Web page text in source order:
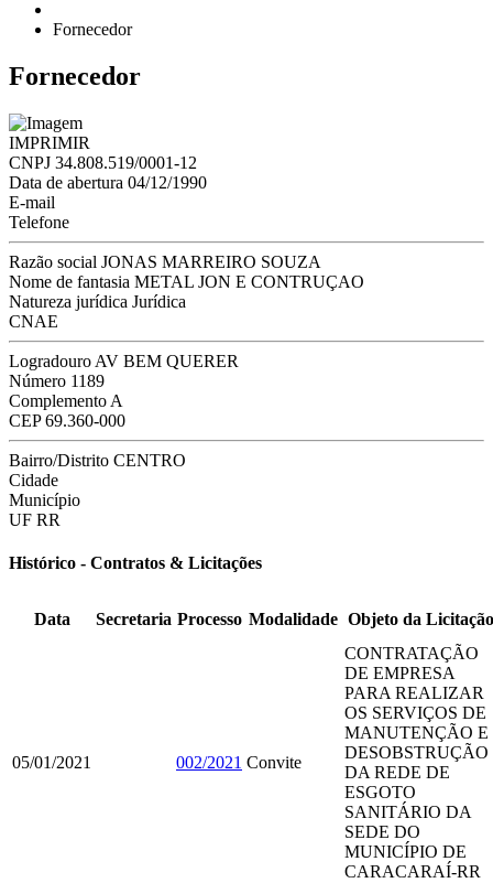
Fornecedor
Fornecedor
IMPRIMIR
CNPJ 34.808.519/0001-12
Data de abertura 04/12/1990
E-mail
Telefone
Razão social JONAS MARREIRO SOUZA
Nome de fantasia METAL JON E CONTRUÇAO
Natureza jurídica Jurídica
CNAE
Logradouro AV BEM QUERER
Número 1189
Complemento A
CEP 69.360-000
Bairro/Distrito CENTRO
Cidade
Município
UF RR
Histórico - Contratos & Licitações
Data Secretaria Processo Modalidade Objeto da Licitação
05/01/2021 002/2021 Convite
CONTRATAÇÃO
DE EMPRESA
PARA REALIZAR
OS SERVIÇOS DE
MANUTENÇÃO E
DESOBSTRUÇÃO
DA REDE DE
ESGOTO
SANITÁRIO DA
SEDE DO
MUNICÍPIO DE
CARACARAÍ-RR